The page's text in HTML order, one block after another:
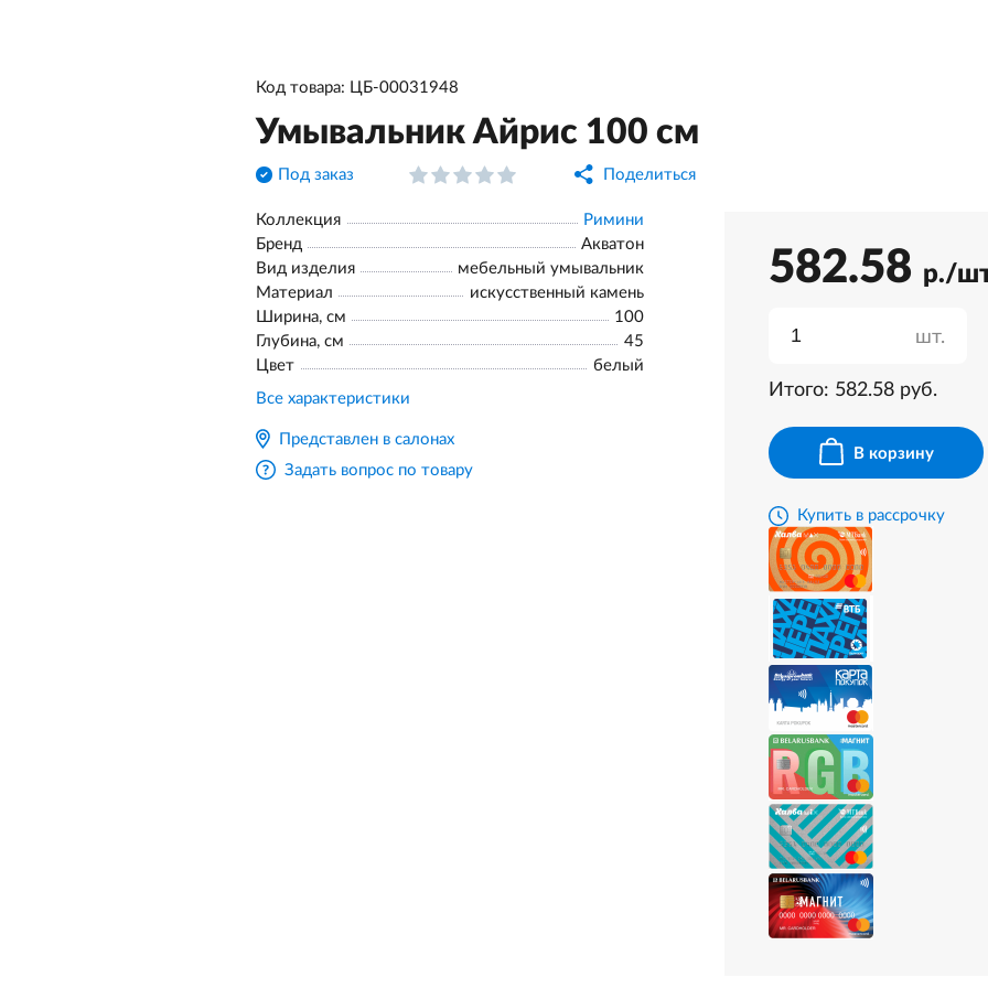
Код товара: ЦБ-00031948
Умывальник Айрис 100 см
Под заказ Поделиться
Коллекция
Римини
Бренд
Акватон
Вид изделия
мебельный умывальник
Материал
искусственный камень
Ширина, см
100
Глубина, см
45
Цвет
белый
Все характеристики
Представлен в салонах
Задать вопрос по товару
582.58 р./
шт.
Итого: 582.58 руб.
В корзину
Купить в рассрочку